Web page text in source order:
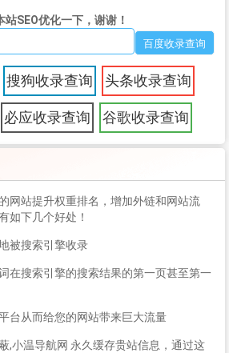
站SEO优化一下，谢谢！
搜狗收录查询 头条收录查询
必应收录查询 谷歌收录查询
网站提升权重排名，增加外链和网站流
如下几个好处！
被搜索引擎收录
在搜索引擎的搜索结果的第一页甚至第一
台从而给您的网站带来巨大流量
,小温导航网 永久缓存贵站信息，通过这